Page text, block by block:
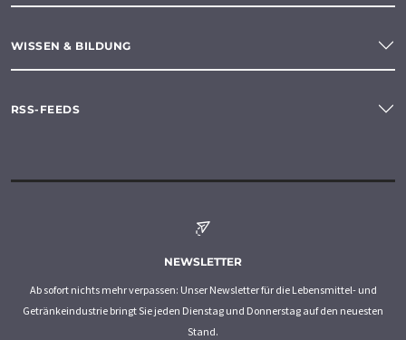
WISSEN & BILDUNG
RSS-FEEDS
NEWSLETTER
Ab sofort nichts mehr verpassen: Unser Newsletter für die Lebensmittel- und
Getränkeindustrie bringt Sie jeden Dienstag und Donnerstag auf den neuesten
Stand.